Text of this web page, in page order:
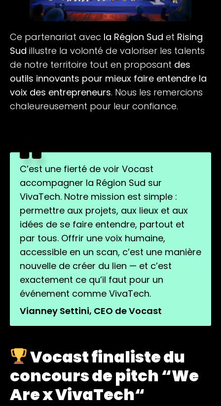
Ce partenariat avec la Région Sud et Rising
Sud illustre la volonté de valoriser les talents
de notre territoire tout en proposant des
outils innovants pour mieux faire entendre la
voix des entrepreneurs. Nous les remercions
chaleureusement pour leur confiance.
C’est une fierté de voir Vocast
accompagner la Région Sud sur
VivaTech. Notre mission est simple :
permettre aux projets, aux lieux et aux
idées de se faire entendre, partout et
par tous. Offrir une voix humaine,
accessible en un scan, c’est une manière
nouvelle de créer du lien — et c’est
exactement ce qu’il faut pour un
événement comme VivaTech.
Vianney Settini, CEO de Vocast
Vocast finaliste du
concours de pitch “We
Are x VivaTech“